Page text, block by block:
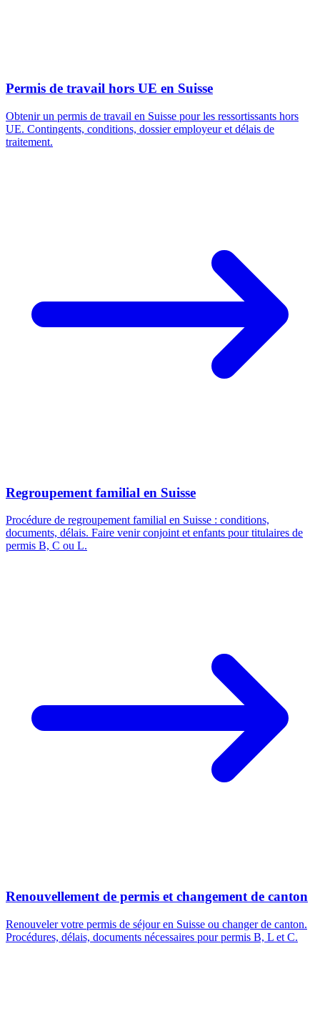
Permis de travail hors UE en Suisse
Obtenir un permis de travail en Suisse pour les ressortissants hors
UE. Contingents, conditions, dossier employeur et délais de
traitement.
Regroupement familial en Suisse
Procédure de regroupement familial en Suisse : conditions,
documents, délais. Faire venir conjoint et enfants pour titulaires de
permis B, C ou L.
Renouvellement de permis et changement de canton
Renouveler votre permis de séjour en Suisse ou changer de canton.
Procédures, délais, documents nécessaires pour permis B, L et C.